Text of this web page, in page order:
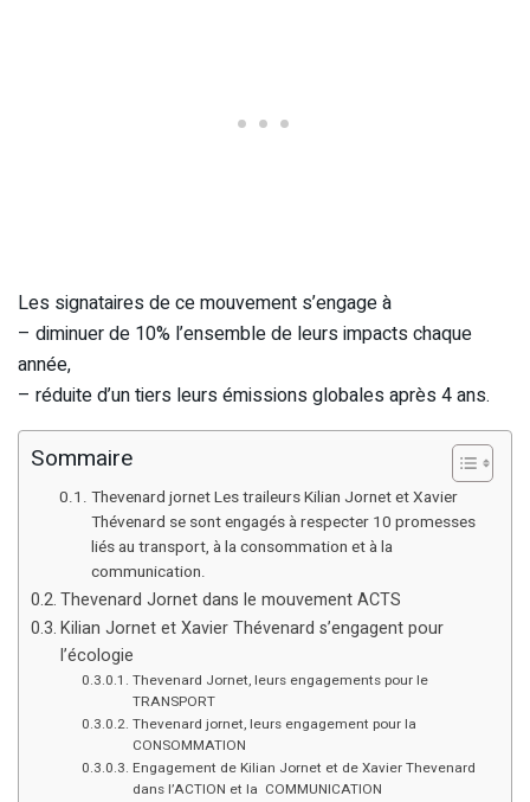
Les signataires de ce mouvement s’engage à
– diminuer de 10% l’ensemble de leurs impacts chaque
année,
– réduite d’un tiers leurs émissions globales après 4 ans.
Sommaire
Thevenard jornet Les traileurs Kilian Jornet et Xavier
Thévenard se sont engagés à respecter 10 promesses
liés au transport, à la consommation et à la
communication.
Thevenard Jornet dans le mouvement ACTS
Kilian Jornet et Xavier Thévenard s’engagent pour
l’écologie
Thevenard Jornet, leurs engagements pour le
TRANSPORT
Thevenard jornet, leurs engagement pour la
CONSOMMATION
Engagement de Kilian Jornet et de Xavier Thevenard
dans l’ACTION et la COMMUNICATION